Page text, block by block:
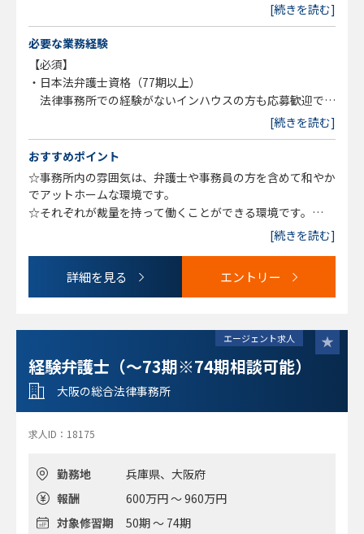
・遺言相続
・労働問題
・顧問契約
・債務整理
・不動産等
共同で受任し、事件処理を指導していきますが、お一人で遂
[続きを読む]
必要な業務経験
【必須】
・日本法弁護士資格（77期以上）
法律事務所での経験がないインハウスの方も応募歓迎で
[続きを読む]
おすすめポイント
☆事務所内の雰囲気は、弁護士や事務員の方を含めて和やか
でアットホームな環境です。
☆それぞれが裁量を持って働くことができる環境です。
☆ご家庭の事情により時短勤務を希望される方もご相談可能
[続きを読む]
詳細を見る エントリー
エージェント求人
経験弁護士（～73期※74期相談可能）
大阪の総合法律事務所
求人ID：18175
勤務地
兵庫県、大阪府
報酬
600万円 ～ 960万円
対象修習期
50期 ～ 74期